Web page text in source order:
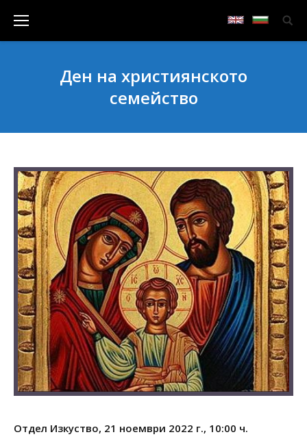
Ден на християнското
семейство
Отдел Изкуство, 21 ноември 2022 г., 10:00 ч.